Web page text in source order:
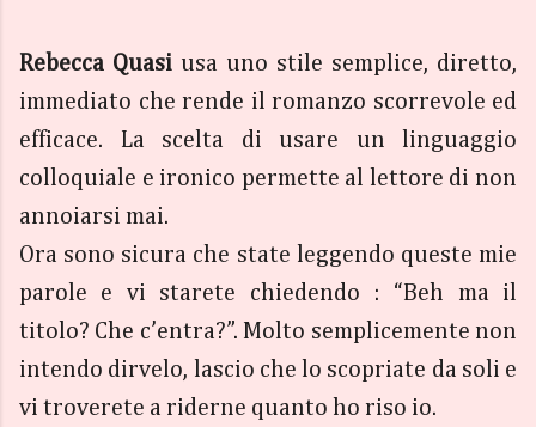
Rebecca Quasi usa uno stile semplice, diretto,
immediato che rende il romanzo scorrevole ed
efficace. La scelta di usare un linguaggio
colloquiale e ironico permette al lettore di non
annoiarsi mai.
Ora sono sicura che state leggendo queste mie
parole e vi starete chiedendo : “Beh ma il
titolo? Che c’entra?”. Molto semplicemente non
intendo dirvelo, lascio che lo scopriate da soli e
vi troverete a riderne quanto ho riso io.